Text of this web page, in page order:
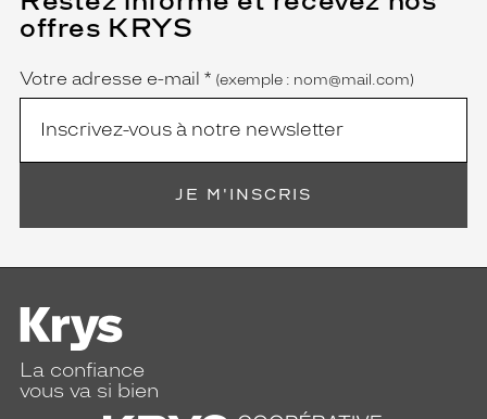
offres KRYS
Name
Votre adresse e-mail *
champ
est
obligatoire)
(exemple : nom@mail.com)
JE M'INSCRIS
La confiance
vous va si bien